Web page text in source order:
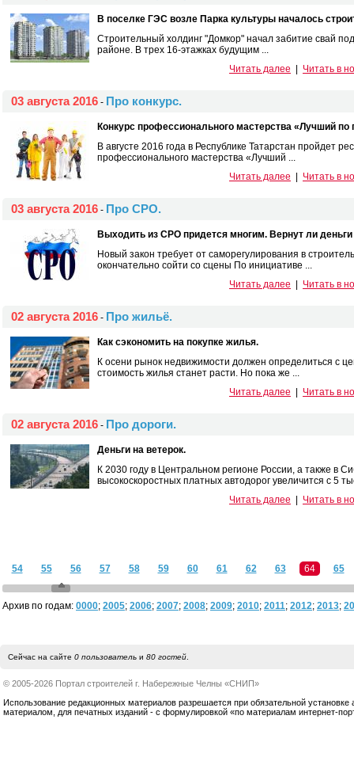
В поселке ГЭС возле Парка культуры началось
Строительный холдинг "Домкор" начал забитие свай
районе. В трех 16-этажках будущим ...
Читать далее
Читать в
03 августа 2016 - Про конкурс.
Конкурс профессионального мастерства «Лучший по
В августе 2016 года в Республике Татарстан пройдет
профессионального мастерства «Лучший ...
Читать далее
Читать в
03 августа 2016 - Про СРО.
Выходить из СРО придется многим. Вернут ли
Новый закон требует от саморегулирования в
окончательно сойти со сцены По инициативе ...
Читать далее
Читать в
02 августа 2016 - Про жильё.
Как сэкономить на покупке жилья.
К осени рынок недвижимости должен определиться с
стоимость жилья станет расти. Но пока же ...
Читать далее
Читать в
02 августа 2016 - Про дороги.
Деньги на ветерок.
К 2030 году в Центральном регионе России, а также в
высокоскоростных платных автодорог увеличится с 5
Читать далее
Читать в
54 55 56 57 58 59 60 61 62 63 64 65
Архив по годам: 0000; 2005; 2006; 2007; 2008; 2009; 2010; 2011; 2012; 2013;
Сейчас на сайте 0 пользовательи 80 гостей.
© 2005-2026 Портал строителей г. Набережные Челны «СНИП»
Использование редакционных материалов разрешается при обязательной установке
материалом, для печатных изданий - с формулировкой «по материалам интернет-